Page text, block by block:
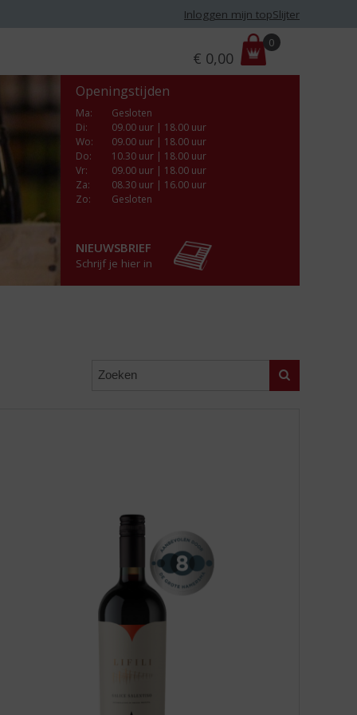
Inloggen mijn topSlijter
r
i
:
€ 0,00
0
Openingstijden
Ma:
Gesloten
Di:
09.00 uur | 18.00 uur
Wo:
09.00 uur | 18.00 uur
Do:
10.30 uur | 18.00 uur
Vr:
09.00 uur | 18.00 uur
Za:
08.30 uur | 16.00 uur
Zo:
Gesloten
NIEUWSBRIEF
Schrijf je hier in
Zoeken